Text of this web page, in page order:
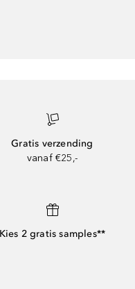
Gratis verzending
vanaf €25,-
Kies 2 gratis samples**